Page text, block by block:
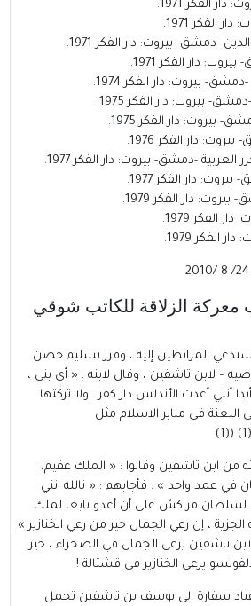
الفكر 1971.
الفكر 1971.
-دمشق- بيروت: دار الفكر 1971.
دار الفكر 1971.
بيروت: دار الفكر 1974.
بيروت: دار الفكر 1975.
بيروت: دار الفكر 1975.
دار الفكر 1976.
العربية -دمشق- بيروت: دار الفكر 1977.
دار الفكر 1977.
دار الفكر 1979.
الفكر 1979.
الفكر 1979.
معركة الزلاقة للكاتب شوقي
يستدعي المرابطين إليه ، وقرر تسليم حصن
– لابن تاشفين ، وقال لابنه : « أي بني ،
أنني أعدت الأندلس دار كفر . ولا تركتها
اللعنة في منابر الاسلام مثل
ابن تاشفين وقالوا : « الملك عقيم،
في عمد واحد » . فأجابهم : « تالله انني
لسلطان مراكش على أن أغدو تابعا لملك
، إن رعي الجمال خير من رعي الخنازير »
تاشفين يرعى الجمال في الصحراء ، خير
يرعى الخنازير في قشتالة !
سفارة الى يوسف بن تاشفين تحمل